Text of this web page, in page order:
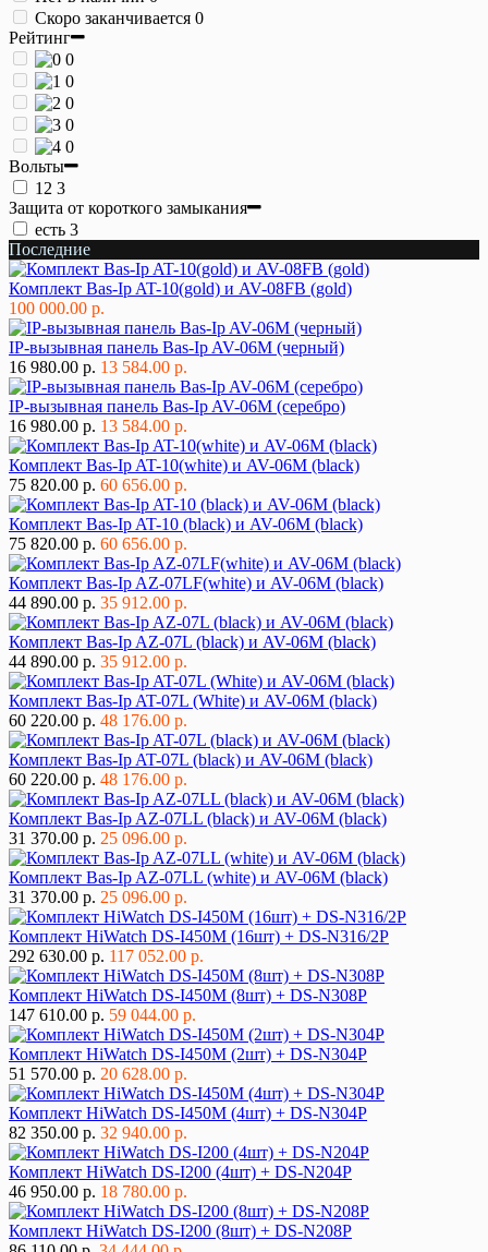
Скоро заканчивается 0
Рейтинг
0
0
0
0
0
Вольты
12 3
Защита от короткого замыкания
есть 3
Последние
Комплект Bas-Ip AT-10(gold) и AV-08FB (gold)
100 000.00 р.
IP-вызывная панель Bas-Ip AV-06M (черный)
16 980.00 р. 13 584.00 р.
IP-вызывная панель Bas-Ip AV-06M (серебро)
16 980.00 р. 13 584.00 р.
Комплект Bas-Ip AT-10(white) и AV-06M (black)
75 820.00 р. 60 656.00 р.
Комплект Bas-Ip AT-10 (black) и AV-06M (black)
75 820.00 р. 60 656.00 р.
Комплект Bas-Ip AZ-07LF(white) и AV-06M (black)
44 890.00 р. 35 912.00 р.
Комплект Bas-Ip AZ-07L (black) и AV-06M (black)
44 890.00 р. 35 912.00 р.
Комплект Bas-Ip AT-07L (White) и AV-06M (black)
60 220.00 р. 48 176.00 р.
Комплект Bas-Ip AT-07L (black) и AV-06M (black)
60 220.00 р. 48 176.00 р.
Комплект Bas-Ip AZ-07LL (black) и AV-06M (black)
31 370.00 р. 25 096.00 р.
Комплект Bas-Ip AZ-07LL (white) и AV-06M (black)
31 370.00 р. 25 096.00 р.
Комплект HiWatch DS-I450M (16шт) + DS-N316/2P
292 630.00 р. 117 052.00 р.
Комплект HiWatch DS-I450M (8шт) + DS-N308P
147 610.00 р. 59 044.00 р.
Комплект HiWatch DS-I450M (2шт) + DS-N304P
51 570.00 р. 20 628.00 р.
Комплект HiWatch DS-I450M (4шт) + DS-N304P
82 350.00 р. 32 940.00 р.
Комплект HiWatch DS-I200 (4шт) + DS-N204P
46 950.00 р. 18 780.00 р.
Комплект HiWatch DS-I200 (8шт) + DS-N208P